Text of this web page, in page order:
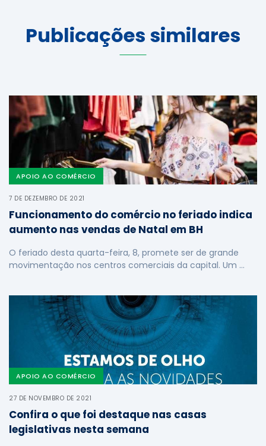
Publicações similares
APOIO AO COMÉRCIO
7 DE DEZEMBRO DE 2021
Funcionamento do comércio no feriado indica
aumento nas vendas de Natal em BH
O feriado desta quarta-feira, 8, promete ser de grande
movimentação nos centros comerciais da capital. Um …
APOIO AO COMÉRCIO
27 DE NOVEMBRO DE 2021
Confira o que foi destaque nas casas
legislativas nesta semana